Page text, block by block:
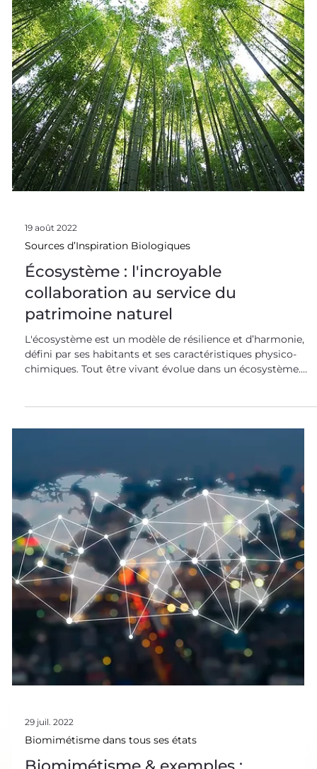
19 août 2022
Sources d’Inspiration Biologiques
Écosystème : l'incroyable
collaboration au service du
L'écosystème est un modèle de résilience et d’harmonie,
caractérisés par leur statut de “consommateur”. Ce
système collaboratif définit nos capacités d’organisation et
influe implacablement sur nos vies. Écosystème : origine
et définition “Écosystème” est un terme qui fut créé par
Arthur George Tansley, en 1935. Il tire